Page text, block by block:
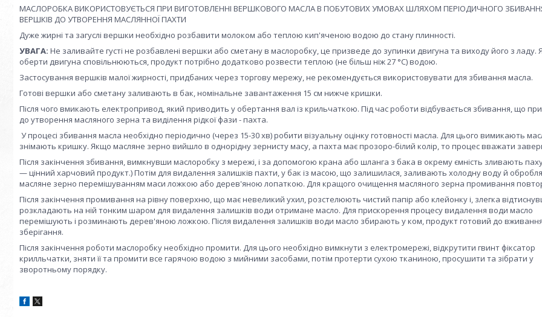
МАСЛОРОБКА ВИКОРИСТОВУЄТЬСЯ ПРИ ВИГОТОВЛЕННІ ВЕРШКОВОГО МАСЛА В ПОБУТОВИХ УМОВАХ ШЛЯХОМ ПЕРІОДИЧНОГО
ВЕРШКІВ ДО УТВОРЕННЯ МАСЛЯННОЇ ПАХТИ
Дуже жирні та загуслі вершки необхідно розбавити молоком або теплою кип'яченою водою до стану плинності.
УВАГА: Не заливайте густі не розбавлені вершки або сметану в маслоробку, це призведе до зупинки двигуна та виходу його з ладу.
оберти двигуна сповільнюються, продукт потрібно додатково розвести теплою (не більш ніж 27 °C) водою.
Застосування вершків малої жирності, придбаних через торгову мережу, не рекомендується використовувати для збивання масла.
Готові вершки або сметану заливають в бак, номінальне завантаження 15 см нижче кришки.
Після чого вмикають електропривод, який приводить у обертання вал із крильчаткою. Під час роботи відбувається збивання, що
до утворення масляного зерна та виділення рідкої фази - пахта.
У процесі збивання масла необхідно періодично (через 15-30 хв) робити візуальну оцінку готовності масла. Для цього вимикають
знімають кришку. Якщо масляне зерно вийшло в однорідну зернисту масу, а пахта має прозоро-білий колір, то процес вважати
Після закінчення збивання, вимкнувши маслоробку з мережі, і за допомогою крана або шланга з бака в окрему ємність зливають
— цінний харчовий продукт.) Потім для видалення залишків пахти, у бак із масою, що залишилася, заливають холодну воду й
масляне зерно перемішуванням маси ложкою або дерев'яною лопаткою. Для кращого очищення масляного зерна промивання
Після закінчення промивання на рівну поверхню, що має невеликий ухил, розстелюють чистий папір або клейонку і, злегка
розкладають на ній тонким шаром для видалення залишків води отримане масло. Для прискорення процесу видалення води масло
перемішують і розминають дерев'яною ложкою. Після видалення залишків води масло збирають у ком, продукт готовий до
зберігання.
Після закінчення роботи маслоробку необхідно промити. Для цього необхідно вимкнути з електромережі, відкрутити гвинт фіксатор
крилльчатки, зняти її та промити все гарячою водою з мийними засобами, потім протерти сухою тканиною, просушити та зібрати у
зворотньому порядку.